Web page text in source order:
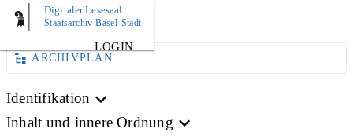
Digitaler Lesesaal
Staatsarchiv Basel-Stadt
LOGIN
BILD
ARCHIVPLAN
Identifikation
Inhalt und innere Ordnung